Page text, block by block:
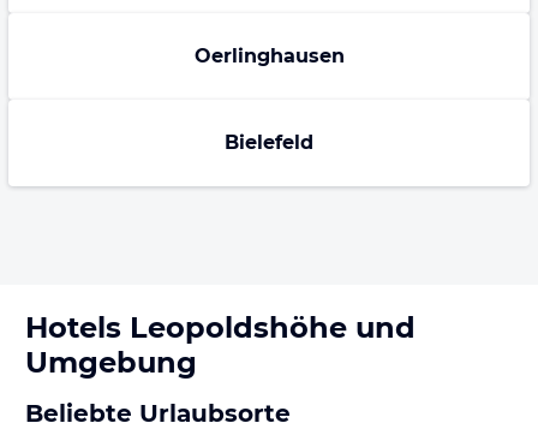
Oerlinghausen
Bielefeld
Hotels Leopoldshöhe und
Umgebung
Beliebte Urlaubsorte